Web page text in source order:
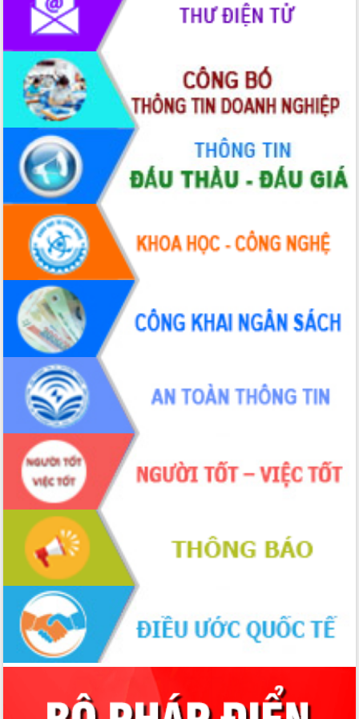
phát triển mới
Thường trực HĐND tỉnh Đắk Lắk gặp
mặt Đoàn chuyên gia y tế TP. Hồ Chí
Minh
Lễ truy điệu và an táng hài cốt liệt sĩ
tại Nghĩa trang Liệt sĩ xã Sơn Hòa
Bàn giải pháp tháo gỡ khó khăn trong
xuất khẩu sầu riêng và triển khai quy
định EUDR
Thứ trưởng Bộ Nông nghiệp và Môi
trường Nguyễn Hoàng Hiệp khảo sát
vùng trồng và doanh nghiệp đóng gói
sầu riêng tại Đắk Lắk
Trình diễn nghệ thuật chế biến các
món ăn từ sầu riêng
Đắk Lắk công bố Quy hoạch và xúc
tiến đầu tư tỉnh
Ngành cá ngừ Đắk Lắk chủ động thích
ứng để giữ vững thị trường xuất khẩu
Diễn đàn Kinh tế tư nhân Việt Nam đột
phá cơ chế - Hợp tác công tư
Đề án 06 tạo bước ngoặt đột phá trong
cải cách hành chính tỉnh Đắk Lắk
Kết nối tour, đẩy mạnh chuyển đổi số
để phát triển du lịch Đắk Lắk
Khởi động Dự án Đầu tư xây dựng hạ
tầng kỹ thuật Cụm công nghiệp Tân
Tiến
Gặp mặt các cơ quan báo chí nhân Kỷ
niệm 101 năm Ngày Báo chí Cách
mạng Việt Nam
Đắk Lắk sơ kết 4 năm triển khai thực
hiện Đề án 06 của Chính phủ
Họp báo thông tin về Hội nghị Công bố
Quy hoạch và Xúc tiến đầu tư tỉnh Đắk
Lắk
Khơi thông điểm nghẽn, đẩy nhanh
giải ngân vốn khắc phục thiên tai
HĐND tỉnh thông qua điều chỉnh Quy
hoạch tỉnh thời kỳ 2021-2030